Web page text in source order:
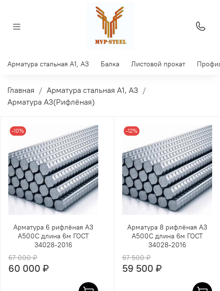
Арматура стальная A1, A3 Балка Листовой прокат
Главная
Арматура стальная A1, A3
Арматура А3(Рифлёная)
-10%
Арматура 6 рифлёная А3
А500С длина 6м ГОСТ
34028-2016
67 000 ₽
60 000 ₽
-12%
Арматура 8 рифлёная А3
А500С длина 6м ГОСТ
34028-2016
67 500 ₽
59 500 ₽